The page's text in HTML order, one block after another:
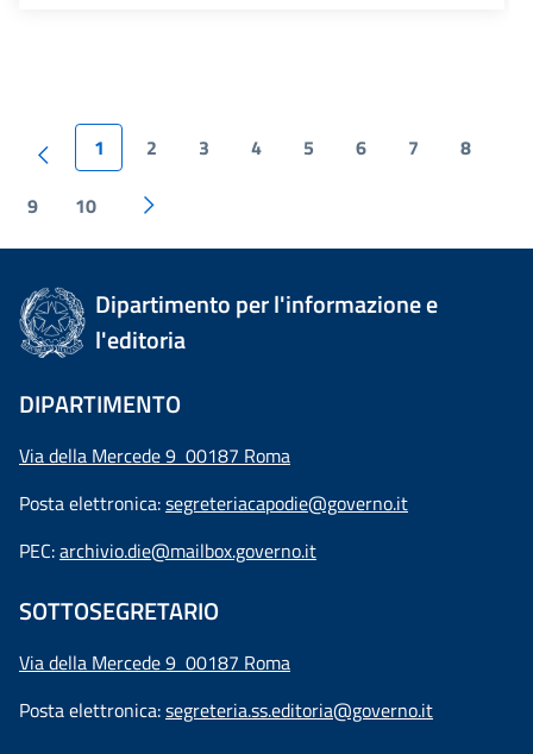
1 2 3 4 5 6 7 8
9 10
Dipartimento per l'informazione e
l'editoria
DIPARTIMENTO
Via della Mercede 9 00187 Roma
Posta elettronica:segreteriacapodie@governo.it
PEC:archivio.die@mailbox.governo.it
SOTTOSEGRETARIO
Via della Mercede 9 00187 Roma
Posta elettronica:segreteria.ss.editoria@governo.it